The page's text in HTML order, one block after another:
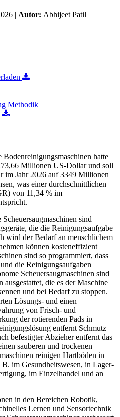
| Autor: Abhijeet Patil |
Methodik
hatte
Millionen US-Dollar und soll
Jahr 2026 auf 3349 Millionen
was einer durchschnittlichen
von 11,34 % im
sind
die die Reinigungsaufgabe
wird der Bedarf an menschlichem
können kosteneffizient
sind so programmiert, dass
die Reinigungsaufgaben
Scheuersaugmaschinen sind
die es der Maschine
und bei Bedarf zu stoppen.
Lösungs- und einen
von Frisch- und
der rotierenden Pads in
entfernt Schmutz
befestigter Abzieher entfernt das
sauberen und trockenen
reinigen Hartböden in
im Gesundheitswesen, in Lager-
im Einzelhandel und an
in den Bereichen Robotik,
Lernen und Sensortechnik